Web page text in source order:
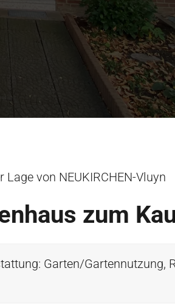
von NEUKIRCHEN-Vluyn
zum
Garten/Gartennutzung,